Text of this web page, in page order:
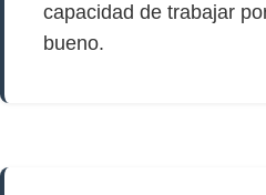
capacidad de trabajar
bueno.